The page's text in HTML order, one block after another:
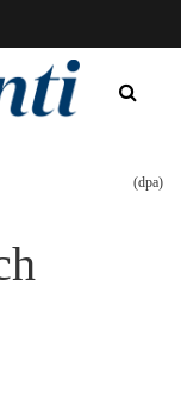
(dpa)